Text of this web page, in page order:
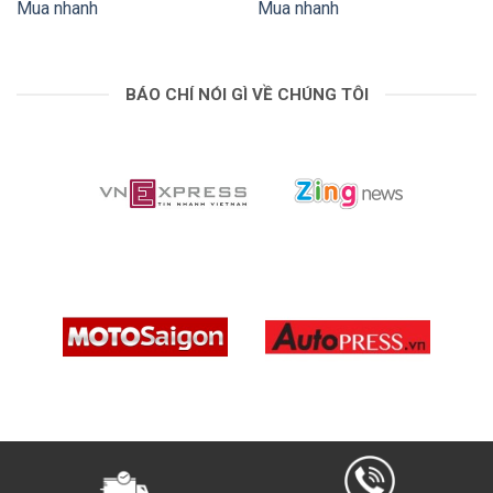
suốt cho bạn.
bại mưa, nắng,…
bộ xử lý âm nhạc cải tiến và ba cấu hình âm thanh
Mua nhanh Mua nhanh
BÁO CHÍ NÓI GÌ VỀ CHÚNG TÔI